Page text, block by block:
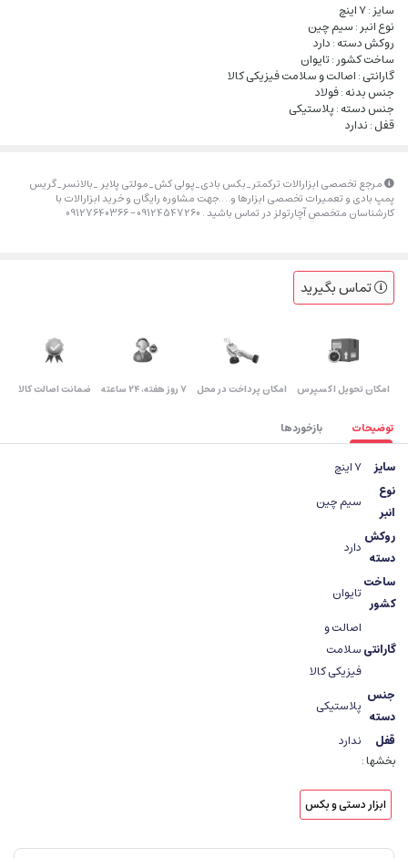
سایز : 7 اینچ
نوع انبر : سیم چین
روکش دسته : دارد
ساخت کشور : تایوان
گارانتی : اصالت و سلامت فیزیکی کالا
جنس بدنه : فولاد
جنس دسته : پلاستیکی
قفل : ندارد
مرجع تخصصی ابزارالات ترکمتر_بکس بادی_پولی کش_مولتی پلایر _بالانسر_گریس
پمپ بادی و تعمیرات تخصصی ابزارها و….جهت مشاوره رایگان و خرید ابزارالات با
کارشناسان متخصص آچارتولز در تماس باشید . 09124547260 – 09127640366
تماس بگیرید
اﻣﮑﺎن ﺗﺤﻮﯾﻞ اﮐﺴﭙﺮس امکان پرداخت در محل ۷ روز ﻫﻔﺘﻪ، ۲۴ ﺳﺎﻋﺘﻪ ضمانت اصالت کالا
توضیحات بازخوردها
سایز
7 اینچ
نوع
انبر
سیم چین
روکش
دسته
دارد
ساخت
کشور
تایوان
گارانتی
اصالت و
سلامت
فیزیکی کالا
جنس
دسته
پلاستیکی
قفل
ندارد
بخشها :
ابزار دستی و بکس